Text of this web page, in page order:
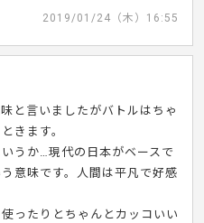
2019/01/24（木）16:55
と言いましたがバトルはちゃ
きます。
うか…現代の日本がベースで
意味です。人間は平凡で好感
ったりとちゃんとカッコいい